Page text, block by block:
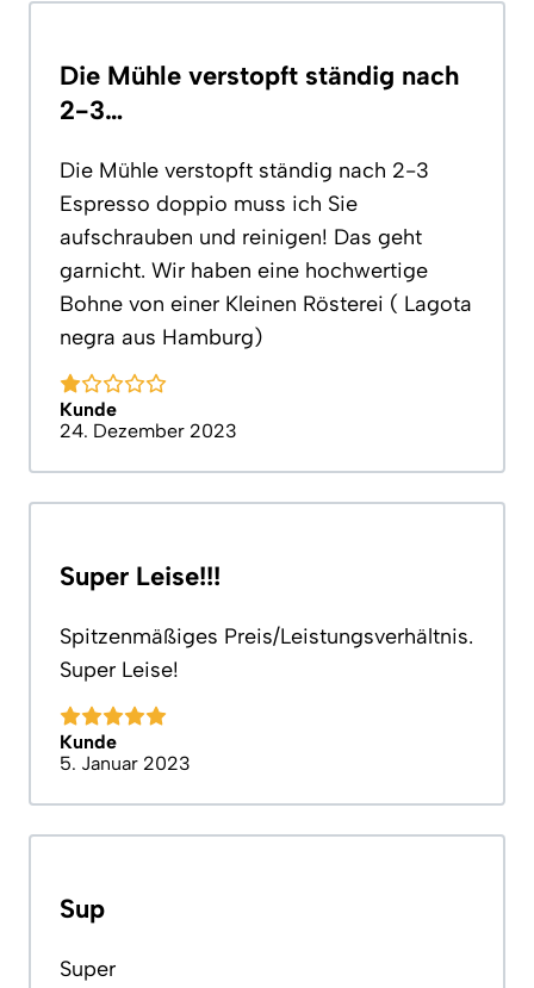
Die Mühle verstopft ständig nach
2-3…
Die Mühle verstopft ständig nach 2-3
Espresso doppio muss ich Sie
aufschrauben und reinigen! Das geht
garnicht. Wir haben eine hochwertige
Bohne von einer Kleinen Rösterei ( Lagota
negra aus Hamburg)
Kunde
24. Dezember 2023
Super Leise!!!
Spitzenmäßiges Preis/Leistungsverhältnis.
Super Leise!
Kunde
5. Januar 2023
Sup
Super